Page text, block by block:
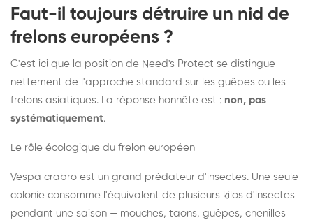
Faut-il toujours détruire un nid de
frelons européens ?
C'est ici que la position de Need's Protect se distingue
nettement de l'approche standard sur les guêpes ou les
frelons asiatiques. La réponse honnête est : non, pas
systématiquement.
Le rôle écologique du frelon européen
Vespa crabro est un grand prédateur d'insectes. Une seule
colonie consomme l'équivalent de plusieurs kilos d'insectes
pendant une saison — mouches, taons, guêpes, chenilles